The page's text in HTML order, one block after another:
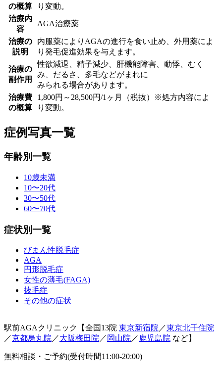
の概算
り変動。
治療内
容
AGA治療薬
治療の
説明
内服薬によりAGAの進行を食い止め、外用薬によ
り発毛促進効果を与えます。
治療の
副作用
性欲減退、精子減少、肝機能障害、動悸、むく
み、だるさ、多毛などがまれに
みられる場合があります。
治療費
の概算
1,800円～28,500円/1ヶ月（税抜）※処方内容によ
り変動。
症例写真一覧
年齢別一覧
10歳未満
10〜20代
30〜50代
60〜70代
症状別一覧
びまん性脱毛症
AGA
円形脱毛症
女性の薄毛(FAGA)
抜毛症
その他の症状
駅前AGAクリニック【全国13院 東京新宿院 ／東京北千住院
／京都烏丸院 ／大阪梅田院 ／ 岡山院 ／ 鹿児島院 など】
無料相談・ご予約(受付時間11:00-20:00)